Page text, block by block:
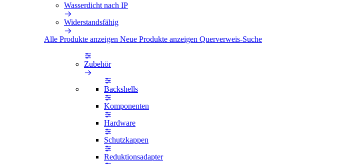
Wasserdicht nach IP
Widerstandsfähig
Alle Produkte anzeigen Neue Produkte anzeigen Querverweis-Suche
Zubehör
Backshells
Komponenten
Hardware
Schutzkappen
Reduktionsadapter